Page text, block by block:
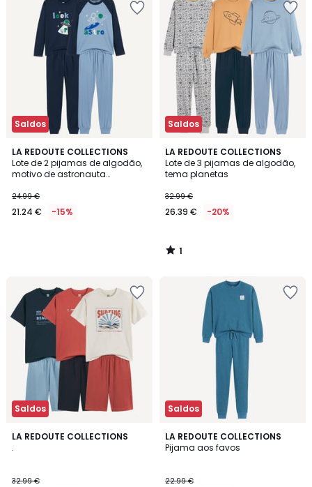
Saldos
LA REDOUTE COLLECTIONS
Lote de 2 pijamas de algodão,
motivo de astronauta
24.99 €
21.24 € -15%
Saldos
LA REDOUTE COLLECTIONS
Lote de 3 pijamas de algodão,
tema planetas
32.99 €
26.39 € -20%
1
/
5
1
/
Saldos
LA REDOUTE COLLECTIONS
.
32.99 €
1
Saldos
LA REDOUTE COLLECTIONS
Pijama aos favos
22.99 €
5
/